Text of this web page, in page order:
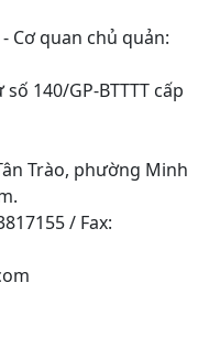
- Cơ quan chủ quản:
140/GP-BTTTT cấp
Trào, phường Minh
/ Fax: